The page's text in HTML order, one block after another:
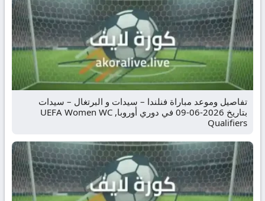
تفاصيل وموعد مباراة فنلندا – سيدات و البرتغال – سيدات
بتاريخ 2026-06-09 في دوري أوروبا, UEFA Women WC
Qualifiers